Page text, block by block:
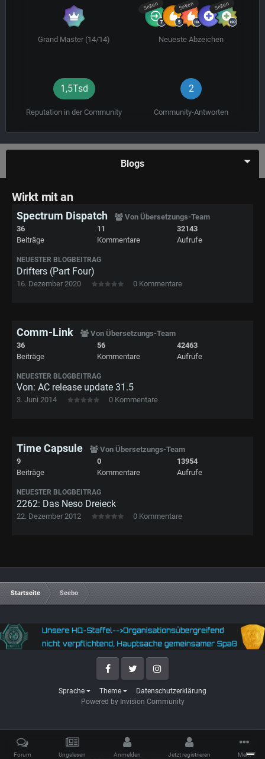
Grand Master (14/14)
Selten Selten Selten
Neueste Abzeichen
1,5Tsd
Reputation in der Community
2
Community-Antworten
Blogs
Wirkt mit an
Spectrum Dispatch
Von Übersetzungs-Team
36
Beiträge
11
Kommentare
32143
Aufrufe
NEUESTER BLOGBEITRAG
Drifters (Part Four)
16. Dezember 2020 0 Kommentare
Comm-Link
Von Übersetzungs-Team
36
Beiträge
56
Kommentare
42463
Aufrufe
NEUESTER BLOGBEITRAG
Von: AC release update 31.5
3. Juni 2014 0 Kommentare
Time Capsule
Von Übersetzungs-Team
9
Beiträge
0
Kommentare
13954
Aufrufe
NEUESTER BLOGBEITRAG
2262: Das Neso Dreieck
22. Dezember 2012 0 Kommentare
Startseite Seebo
Sprache Theme Datenschutzerklärung
FacebookTwitter Instagram
Powered by Invision Community
Forum Ungelesen Anmelden Jetzt registrieren Mehr